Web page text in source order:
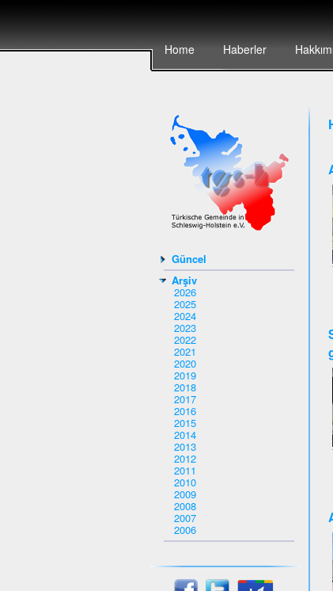
Home Haberler
Güncel
Arşiv
2026
2025
2024
2023
2022
2021
2020
2019
2018
2017
2016
2015
2014
2013
2012
2011
2010
2009
2008
2007
2006